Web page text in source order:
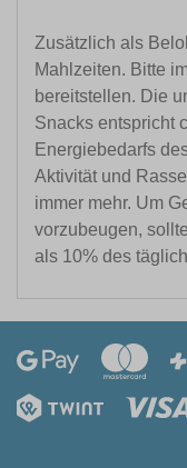
Zusätzlich als
Mahlzeiten. Bitte
bereitstellen. Die
Snacks entspricht
Energiebedarfs
Aktivität und
immer mehr. Um
vorzubeugen,
als 10% des